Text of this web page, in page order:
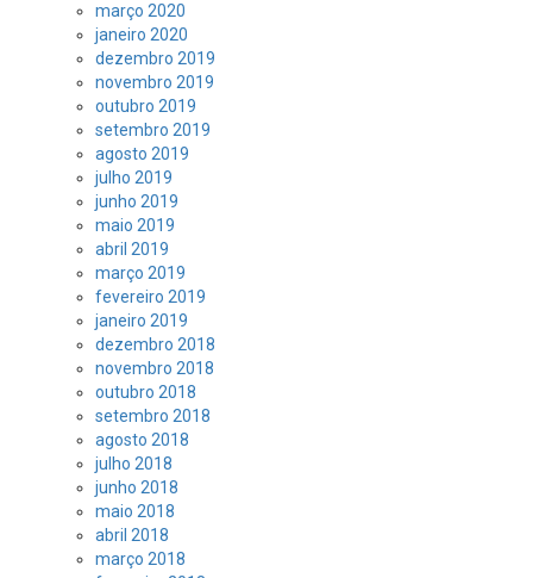
março 2020
janeiro 2020
dezembro 2019
novembro 2019
outubro 2019
setembro 2019
agosto 2019
julho 2019
junho 2019
maio 2019
abril 2019
março 2019
fevereiro 2019
janeiro 2019
dezembro 2018
novembro 2018
outubro 2018
setembro 2018
agosto 2018
julho 2018
junho 2018
maio 2018
abril 2018
março 2018